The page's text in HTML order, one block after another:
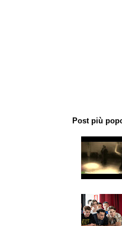
Post più